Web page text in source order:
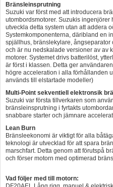
Thule - Lasthållare
LAGERRENSING
Begagnade Motorer & Båtar
Bränsleinsprutning
Suzuki var först med att introducera
utombordsmotorer. Suzukis ingenjörer
utveckla detta system utan att addera
Systemkomponenterna, däribland en
spjällhus, bränslekylare,
och är nu nedskalade versioner av av
motorer. Systemet drivs batterilöst,
är först i klassen. Detta ger
högre acceleration i alla förhållanden
används till elstartade modeller)
Multi-Point sekventiell elektronsik
Suzuki var första tillverkaren som
bränsleinsprutning i fyrtakts
snabbare starter och jämnare
Lean Burn
Bränsleekonomi är viktigt för alla
teknologi är utvecklad för att spara
marschfart. Detta genom att förutspå
och förser motorn med optimerad
Vad följer med till motorn: